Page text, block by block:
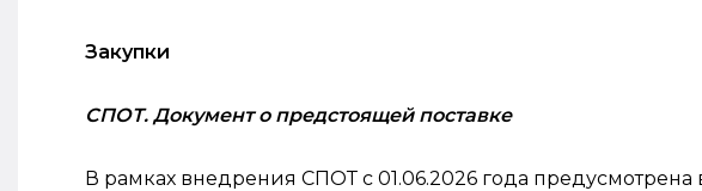
Закупки
СПОТ. Документ о предстоящей поставке
В рамках внедрения СПОТ с 01.06.2026 года предусмотрена